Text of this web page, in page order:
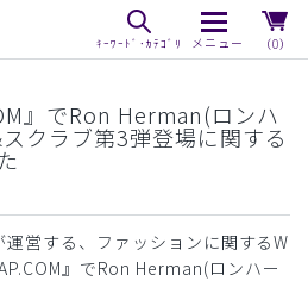
（0）
』でRon Herman(ロンハ
クラブ第3弾登場に関する
営する、ファッションに関するW
』でRon Herman(ロンハー